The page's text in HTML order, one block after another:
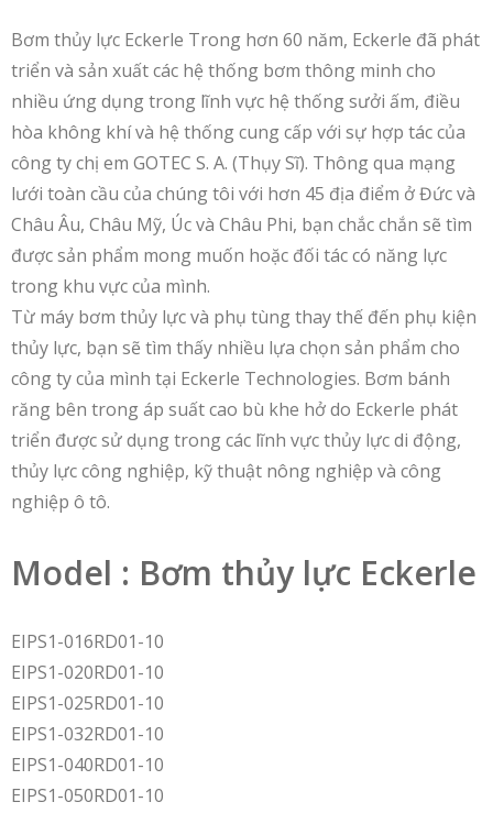
Bơm thủy lực Eckerle Trong hơn 60 năm, Eckerle đã phát
triển và sản xuất các hệ thống bơm thông minh cho
nhiều ứng dụng trong lĩnh vực hệ thống sưởi ấm, điều
hòa không khí và hệ thống cung cấp với sự hợp tác của
công ty chị em GOTEC S. A. (Thụy Sĩ). Thông qua mạng
lưới toàn cầu của chúng tôi với hơn 45 địa điểm ở Đức và
Châu Âu, Châu Mỹ, Úc và Châu Phi, bạn chắc chắn sẽ tìm
được sản phẩm mong muốn hoặc đối tác có năng lực
trong khu vực của mình.
Từ máy bơm thủy lực và phụ tùng thay thế đến phụ kiện
thủy lực, bạn sẽ tìm thấy nhiều lựa chọn sản phẩm cho
công ty của mình tại Eckerle Technologies. Bơm bánh
răng bên trong áp suất cao bù khe hở do Eckerle phát
triển được sử dụng trong các lĩnh vực thủy lực di động,
thủy lực công nghiệp, kỹ thuật nông nghiệp và công
nghiệp ô tô.
Model : Bơm thủy lực Eckerle
EIPS1-016RD01-10
EIPS1-020RD01-10
EIPS1-025RD01-10
EIPS1-032RD01-10
EIPS1-040RD01-10
EIPS1-050RD01-10